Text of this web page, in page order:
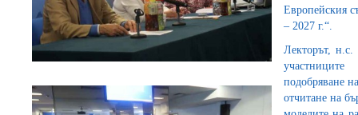
Европейския
– 2027 г.“.
Лекторът,
подобряване
отчитане на